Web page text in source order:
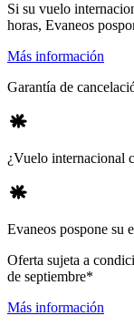
Si su vuelo
horas, Evaneos
Más información
Garantía de
¿Vuelo internacional
Evaneos pospone su
Oferta sujeta a
de septiembre*
Más información